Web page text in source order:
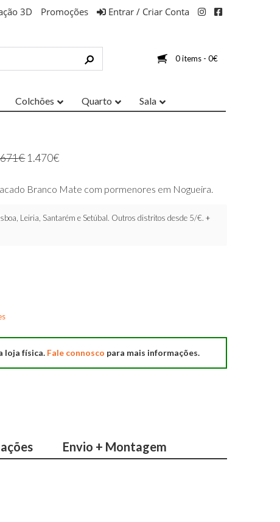
3D Promoções Entrar / Criar Conta
0 items - 0€
Colchões Quarto Sala
€ 1.470€
Branco Mate com pormenores em Nogueira.
Leiria, Santarém e Setúbal. Outros distritos desde 5/€.+
loja física. Fale connosco para mais informações.
Envio + Montagem